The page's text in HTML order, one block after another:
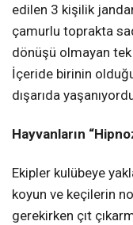
edilen 3 kişilik
çamurlu toprakta
dönüşü olmayan
İçeride birinin
dışarıda
Hayvanların
Ekipler kulübeye
koyun ve keçilerin
gerekirken çıt